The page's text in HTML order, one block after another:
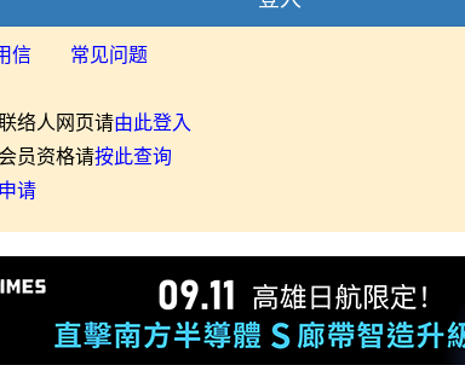
信 常见问题
络人网页请由此登入
员资格请按此查询
请